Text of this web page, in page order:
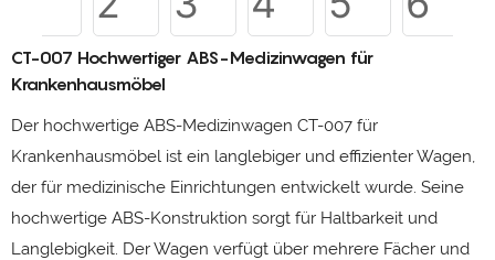
CT-007 Hochwertiger ABS-Medizinwagen für
Krankenhausmöbel
Der hochwertige ABS-Medizinwagen CT-007 für
Krankenhausmöbel ist ein langlebiger und effizienter Wagen,
der für medizinische Einrichtungen entwickelt wurde. Seine
hochwertige ABS-Konstruktion sorgt für Haltbarkeit und
Langlebigkeit. Der Wagen verfügt über mehrere Fächer und